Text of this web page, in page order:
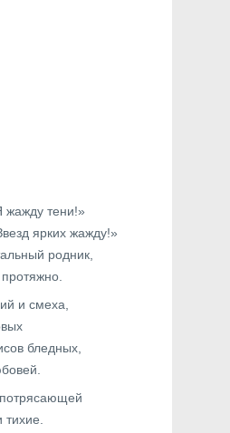
жажду тени!»
ярких жажду!»
родник,
и смеха,
бледных,